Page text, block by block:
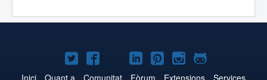
Joomla!Joomla!Joomla!
Joomla!Joomla!
Joomla!Joomla!
Inici Quant a Comunitat Fòrum Extensions Services